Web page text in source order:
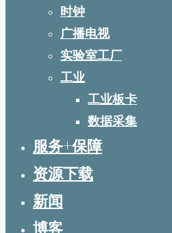
时钟
广播电视
实验室工厂
工业
工业板卡
数据采集
服务+保障
资源下载
新闻
博客